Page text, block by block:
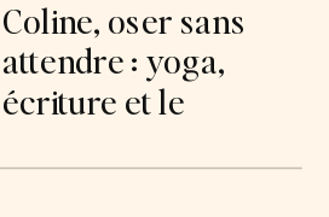
Coline, oser sans
attendre : yoga,
écriture et le
sa chance